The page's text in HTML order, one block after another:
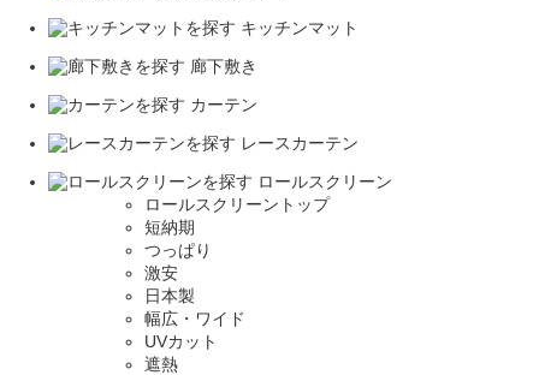
キッチンマット
廊下敷き
カーテン
レースカーテン
ロールスクリーン
ロールスクリーントップ
短納期
つっぱり
激安
日本製
幅広・ワイド
UVカット
遮熱